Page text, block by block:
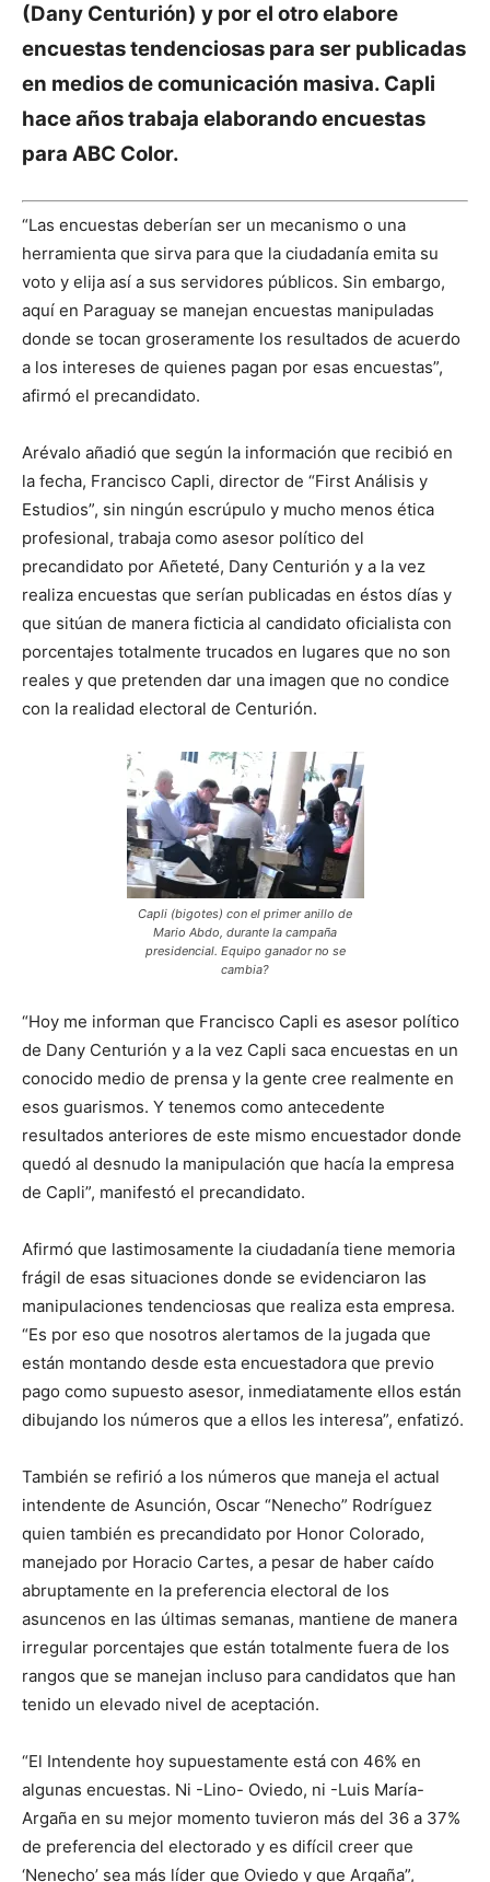
(Dany Centurión) y por el otro elabore
encuestas tendenciosas para ser publicadas
en medios de comunicación masiva. Capli
hace años trabaja elaborando encuestas
para ABC Color.
“Las encuestas deberían ser un mecanismo o una
herramienta que sirva para que la ciudadanía emita su
voto y elija así a sus servidores públicos. Sin embargo,
aquí en Paraguay se manejan encuestas manipuladas
donde se tocan groseramente los resultados de acuerdo
a los intereses de quienes pagan por esas encuestas”,
afirmó el precandidato.
Arévalo añadió que según la información que recibió en
la fecha, Francisco Capli, director de “First Análisis y
Estudios”, sin ningún escrúpulo y mucho menos ética
profesional, trabaja como asesor político del
precandidato por Añeteté, Dany Centurión y a la vez
realiza encuestas que serían publicadas en éstos días y
que sitúan de manera ficticia al candidato oficialista con
porcentajes totalmente trucados en lugares que no son
reales y que pretenden dar una imagen que no condice
con la realidad electoral de Centurión.
Capli (bigotes) con el primer anillo de
Mario Abdo, durante la campaña
presidencial. Equipo ganador no se
cambia?
“Hoy me informan que Francisco Capli es asesor político
de Dany Centurión y a la vez Capli saca encuestas en un
conocido medio de prensa y la gente cree realmente en
esos guarismos. Y tenemos como antecedente
resultados anteriores de este mismo encuestador donde
quedó al desnudo la manipulación que hacía la empresa
de Capli”, manifestó el precandidato.
Afirmó que lastimosamente la ciudadanía tiene memoria
frágil de esas situaciones donde se evidenciaron las
manipulaciones tendenciosas que realiza esta empresa.
“Es por eso que nosotros alertamos de la jugada que
están montando desde esta encuestadora que previo
pago como supuesto asesor, inmediatamente ellos están
dibujando los números que a ellos les interesa”, enfatizó.
También se refirió a los números que maneja el actual
intendente de Asunción, Oscar “Nenecho” Rodríguez
quien también es precandidato por Honor Colorado,
manejado por Horacio Cartes, a pesar de haber caído
abruptamente en la preferencia electoral de los
asuncenos en las últimas semanas, mantiene de manera
irregular porcentajes que están totalmente fuera de los
rangos que se manejan incluso para candidatos que han
tenido un elevado nivel de aceptación.
“El Intendente hoy supuestamente está con 46% en
algunas encuestas. Ni -Lino- Oviedo, ni -Luis María-
Argaña en su mejor momento tuvieron más del 36 a 37%
de preferencia del electorado y es difícil creer que
‘Nenecho’ sea más líder que Oviedo y que Argaña”,